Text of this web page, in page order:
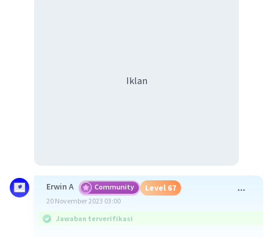
Iklan
Erwin A Community Level 67
20 November 2023 03:00
Jawaban terverifikasi